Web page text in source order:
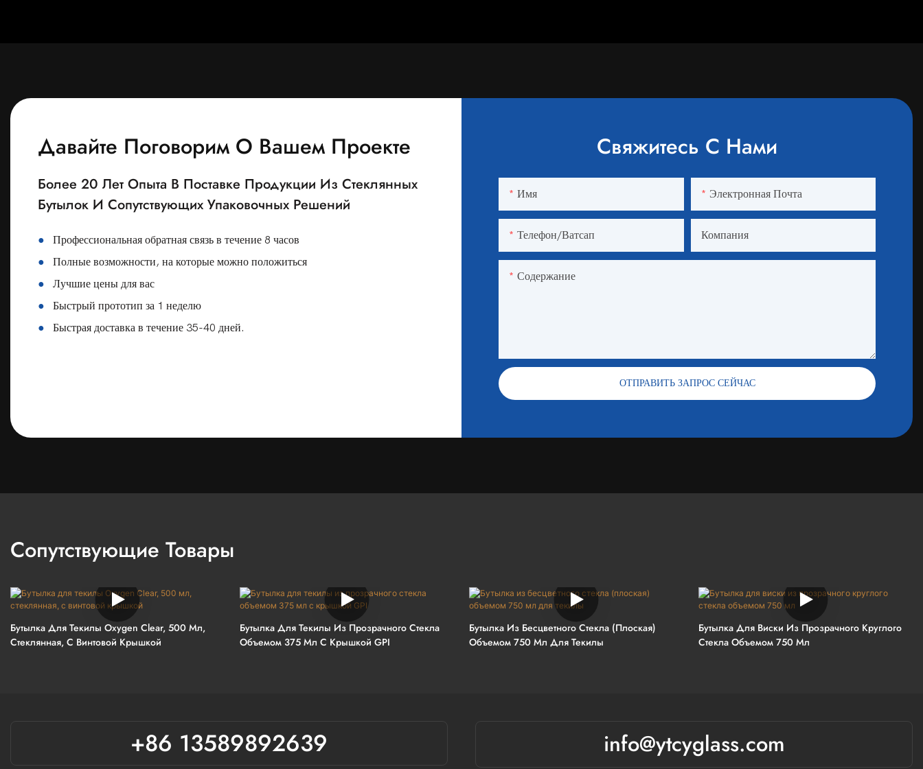
Давайте Поговорим О Вашем Проекте
Более 20 Лет Опыта В Поставке Продукции Из Стеклянных
Бутылок И Сопутствующих Упаковочных Решений
●
Профессиональная обратная связь в течение 8 часов
●
Полные возможности, на которые можно положиться
●
Лучшие цены для вас
●
Быстрый прототип за 1 неделю
●
Быстрая доставка в течение 35-40 дней.
Свяжитесь С Нами
Имя Электронная Почта
Телефон/ватсап Компания
Содержание
ОТПРАВИТЬ ЗАПРОС СЕЙЧАС
Сопутствующие Товары
Бутылка Для Текилы Oxygen Clear, 500 Мл,
Стеклянная, С Винтовой Крышкой
Бутылка Для Текилы Из Прозрачного Стекла
Объемом 375 Мл С Крышкой GPI
Бутылка Из Бесцветного Стекла (плоская)
Объемом 750 Мл Для Текилы
Бутылка Для Виски Из Прозрачного Круглого
Стекла Объемом 750 Мл
+86 13589892639 info@ytcyglass.com